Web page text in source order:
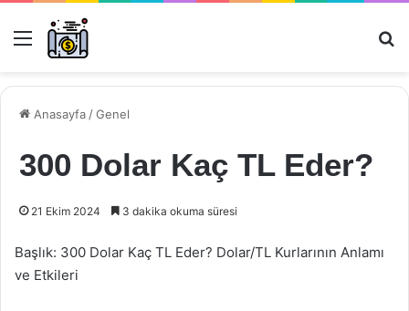
Menü
Anasayfa /Genel
300 Dolar Kaç TL Eder?
21 Ekim 2024 3 dakika okuma süresi
Başlık: 300 Dolar Kaç TL Eder? Dolar/TL Kurlarının Anlamı
ve Etkileri